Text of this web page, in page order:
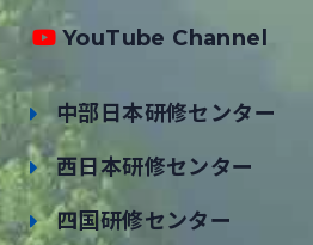
YouTube Channel
中部日本研修センター
西日本研修センター
四国研修センター